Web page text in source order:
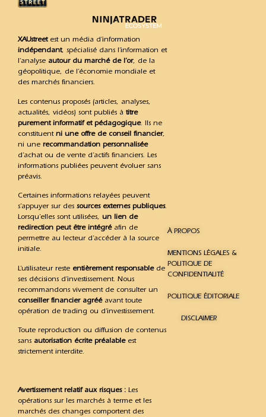
XAUstreetest un média d’information
indépendant, spécialisé dans l’information et
l’analyse autour du marché de l’or, de la
géopolitique, de l’économie mondiale et
des marchés financiers.
Les contenus proposés (articles, analyses,
actualités, vidéos) sont publiés à titre
purement informatif et pédagogique. Ils ne
constituent ni une offre de conseil financier,
ni une recommandation personnalisée
d’achat ou de vente d’actifs financiers. Les
informations publiées peuvent évoluer sans
préavis.
Certaines informations relayées peuvent
s’appuyer sur des sources externes publiques.
Lorsqu’elles sont utilisées, un lien de
redirection peut être intégréafin de
permettre au lecteur d’accéder à la source
initiale.
L’utilisateur reste entièrement responsablede
ses décisions d’investissement. Nous
recommandons vivement de consulter un
conseiller financier agrééavant toute
opération de trading ou d’investissement.
Toute reproduction ou diffusion de contenus
sans autorisation écrite préalableest
strictement interdite.
Avertissement relatif aux risques : Les
opérations sur les marchés à terme et les
marchés des changes comportent des
À PROPOS
MENTIONS LÉGALES &
POLITIQUE DE
CONFIDENTIALITÉ
POLITIQUE ÉDITORIALE
DISCLAIMER